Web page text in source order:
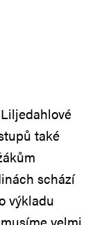
také
schází
výkladu